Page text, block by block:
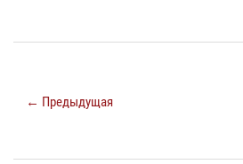
← Предыдущая